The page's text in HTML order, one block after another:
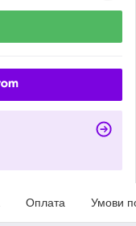
Оплата Умови